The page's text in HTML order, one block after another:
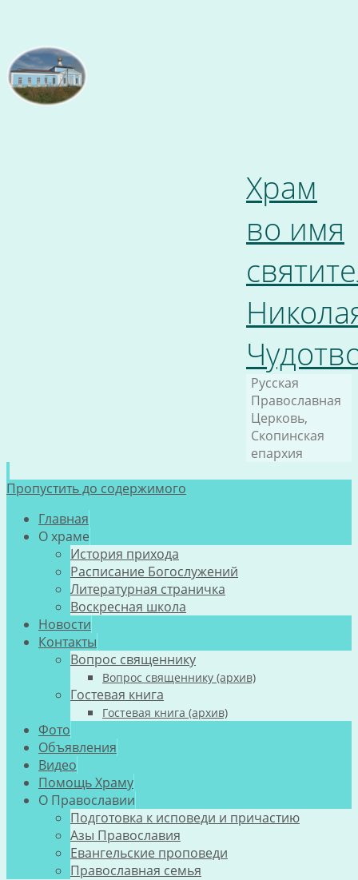
Храм
во имя
Русская
Православная
Церковь,
Скопинская
епархия
Пропустить до содержимого
Главная
О храме
История прихода
Расписание Богослужений
Литературная страничка
Воскресная школа
Новости
Контакты
Вопрос священнику
Вопрос священнику (архив)
Гостевая книга
Гостевая книга (архив)
Фото
Объявления
Видео
Помощь Храму
О Православии
Подготовка к исповеди и причастию
Азы Православия
Евангельские проповеди
Православная семья